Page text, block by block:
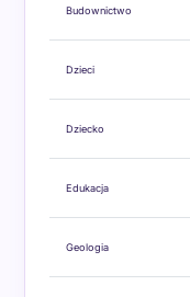
Budownictwo
Dzieci
Dziecko
Edukacja
Geologia